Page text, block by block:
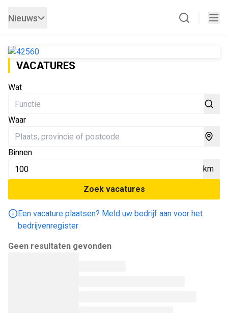
Nieuws
VACATURES
Wat
Waar
Binnen
km
Zoek vacatures
Een vacature plaatsen? Meld uw bedrijf aan voor het
bedrijvenregister
Geen resultaten gevonden